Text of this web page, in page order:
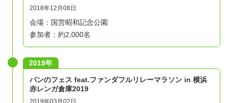
2018年12月08日
会場：国営昭和記念公園
参加者：約2,000名
2019年
パンのフェス feat.ファンダフルリレーマラソン in 横浜
赤レンガ倉庫2019
2019年03月02日